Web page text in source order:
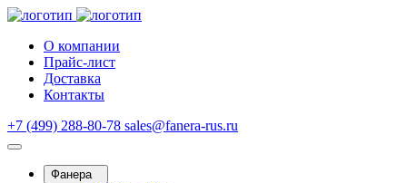
О компании
Прайс-лист
Доставка
Контакты
+7 (499) 288-80-78 sales@fanera-rus.ru
Фанера